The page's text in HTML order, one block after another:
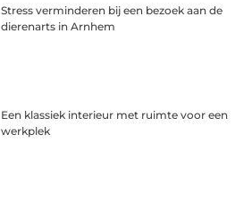
Stress verminderen bij een bezoek aan de
dierenarts in Arnhem
Een klassiek interieur met ruimte voor een
werkplek